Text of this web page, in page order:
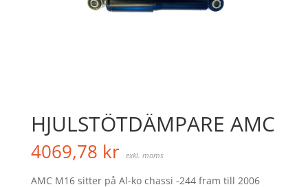
HJULSTÖTDÄMPARE AMC
4069,78 kr exkl. moms
AMC M16 sitter på Al-ko chassi -244 fram till 2006